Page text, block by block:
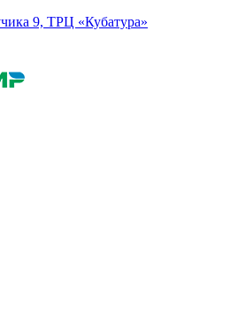
9, ТРЦ «Кубатура»